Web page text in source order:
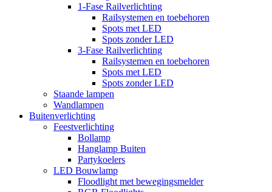
1-Fase Railverlichting
Railsystemen en toebehoren
Spots met LED
Spots zonder LED
3-Fase Railverlichting
Railsystemen en toebehoren
Spots met LED
Spots zonder LED
Staande lampen
Wandlampen
Buitenverlichting
Feestverlichting
Bollamp
Hanglamp Buiten
Partykoelers
LED Bouwlamp
Floodlight met bewegingsmelder